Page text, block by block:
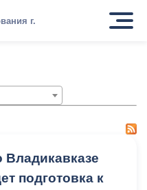
г.
Владикавказе
подготовка к